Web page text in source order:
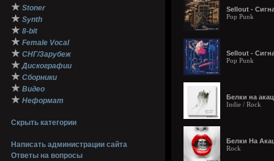
★ Stoner
★ Synth
★ 8-bit
★ Female Vocal
★ СНГ/Зарубеж
★ Дискографии
★ Сборники
★ Видео
★ Неформат
Скрыть категории
Написать администрации сайта
Ответы на вопросы
Sellout -
Pop Punk
Sellout -
Pop Punk
Белки на
Indie / Rock
Белки На
Rock